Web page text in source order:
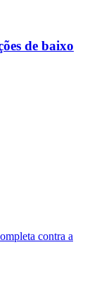
de baixo
contra a